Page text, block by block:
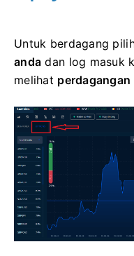
Untuk berdagang
anda dan log masuk
melihat